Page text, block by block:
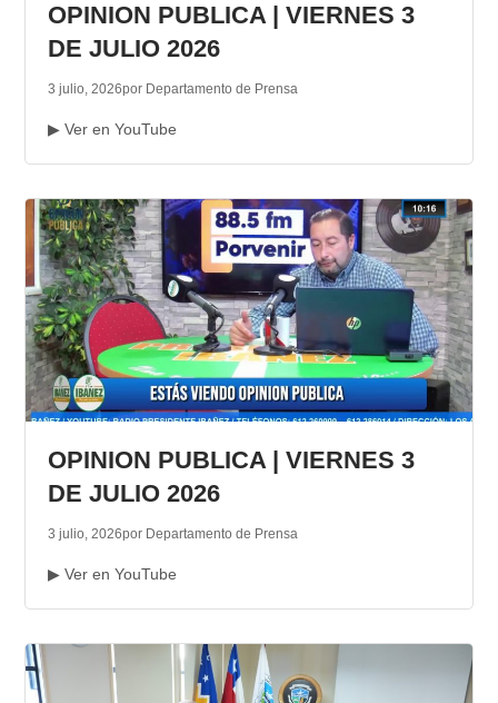
OPINION PUBLICA | VIERNES 3
DE JULIO 2026
3 julio, 2026por Departamento de Prensa
▶ Ver en YouTube
OPINION PUBLICA | VIERNES 3
DE JULIO 2026
3 julio, 2026por Departamento de Prensa
▶ Ver en YouTube